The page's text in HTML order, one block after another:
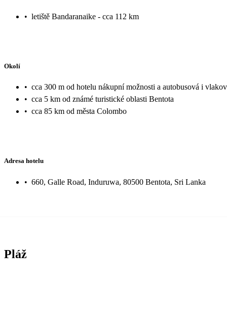
• letiště Bandaranaike - cca 112 km
Okolí
• cca 300 m od hotelu nákupní možnosti a autobusová i
• cca 5 km od známé turistické oblasti Bentota
• cca 85 km od města Colombo
Adresa hotelu
• 660, Galle Road, Induruwa, 80500 Bentota, Sri Lanka
Pláž